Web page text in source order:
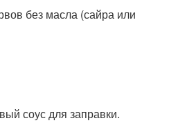
без масла (сайра или
соус для заправки.